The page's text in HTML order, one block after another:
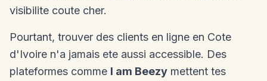
visibilite coute cher.
Pourtant, trouver des clients en ligne en Cote
d'Ivoire n'a jamais ete aussi accessible. Des
plateformes comme I am Beezy mettent tes